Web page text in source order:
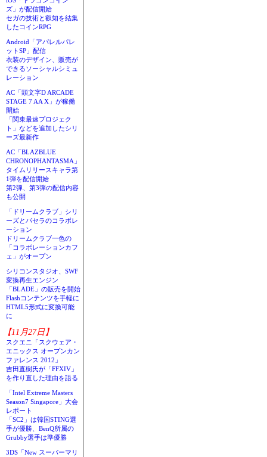
ズ」が配信開始
セガの技術と叡知を結集
したコインRPG
Android「アパレルパレ
ットSP」配信
衣装のデザイン、販売が
できるソーシャルシミュ
レーション
AC「頭文字D ARCADE
STAGE 7 AA X」が稼働
開始
「関東最速プロジェク
ト」などを追加したシリ
ーズ最新作
AC「BLAZBLUE
CHRONOPHANTASMA」
タイムリリースキャラ第
1弾を配信開始
第2弾、第3弾の配信内容
も公開
「ドリームクラブ」シリ
ーズとパセラのコラボレ
ーション
ドリームクラブ一色の
「コラボレーションカフ
ェ」がオープン
シリコンスタジオ、SWF
変換再生エンジン
「BLADE」の販売を開始
Flashコンテンツを手軽に
HTML5形式に変換可能
に
【11月27日】
スクエニ「スクウェア・
エニックス オープンカン
ファレンス 2012」
吉田直樹氏が「FFXIV」
を作り直した理由を語る
「Intel Extreme Masters
Season7 Singapore」大会
レポート
「SC2」は韓国STING選
手が優勝、BenQ所属の
Grubby選手は準優勝
3DS「New スーパーマリ